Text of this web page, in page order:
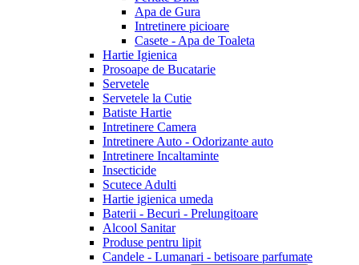
Apa de Gura
Intretinere picioare
Casete - Apa de Toaleta
Hartie Igienica
Prosoape de Bucatarie
Servetele
Servetele la Cutie
Batiste Hartie
Intretinere Camera
Intretinere Auto - Odorizante auto
Intretinere Incaltaminte
Insecticide
Scutece Adulti
Hartie igienica umeda
Baterii - Becuri - Prelungitoare
Alcool Sanitar
Produse pentru lipit
Candele - Lumanari - betisoare parfumate